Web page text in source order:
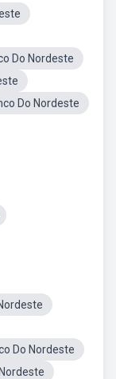
Do Nordeste
Do Nordeste
Do Nordeste